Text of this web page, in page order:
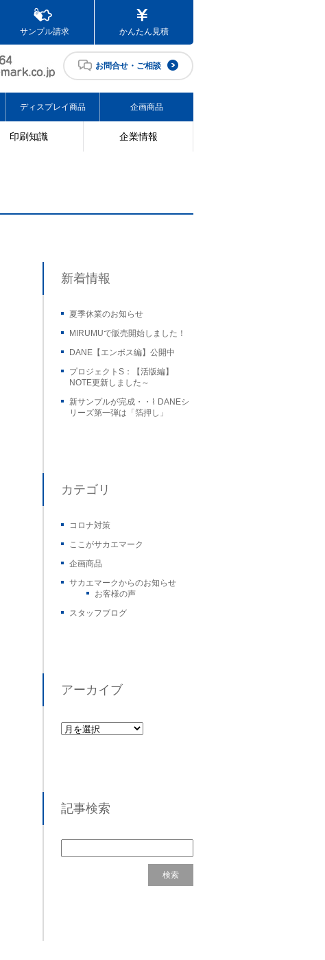
サンプル請求 かんたん見積
お問合せ・ご相談
印刷知識 企業情報
ディスプレイ商品 企画商品
新着情報
夏季休業のお知らせ
MIRUMUで販売開始しました！
DANE【エンボス編】公開中
プロジェクトS：【活版編】
NOTE更新しました～
新サンプルが完成・・⌇ DANEシ
リーズ第一弾は「箔押し」
カテゴリ
コロナ対策
ここがサカエマーク
企画商品
サカエマークからのお知らせ
お客様の声
スタッフブログ
アーカイブ
記事検索